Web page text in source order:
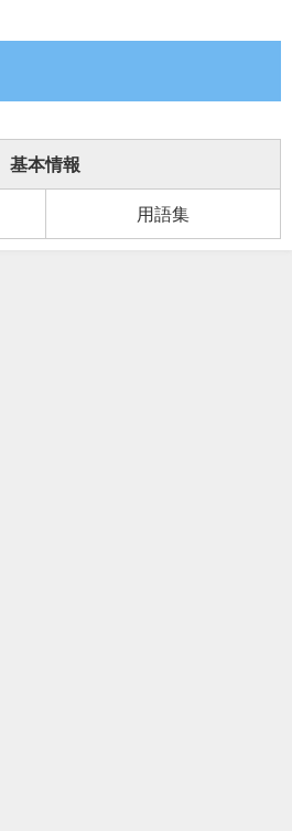
基本情報
用語集